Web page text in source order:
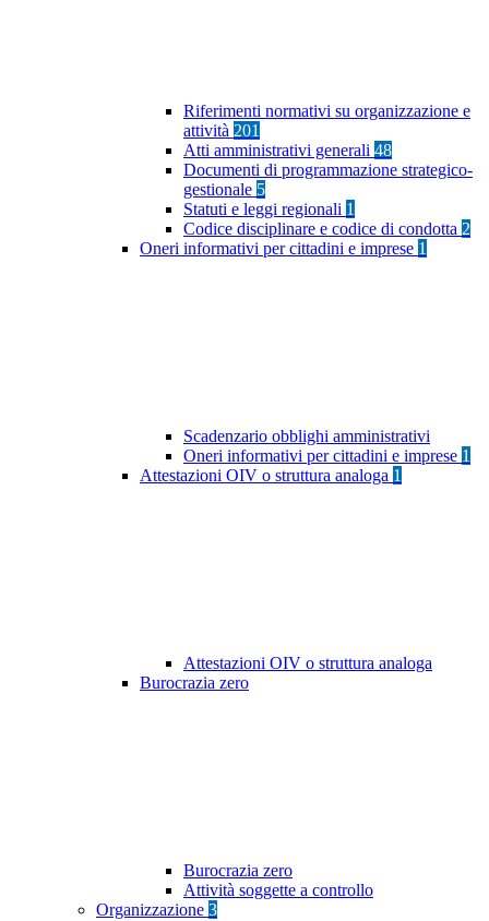
Riferimenti normativi su organizzazione e
attività 201
Atti amministrativi generali 48
Documenti di programmazione strategico-
gestionale 5
Statuti e leggi regionali 1
Codice disciplinare e codice di condotta 2
Oneri informativi per cittadini e imprese 1
Scadenzario obblighi amministrativi
Oneri informativi per cittadini e imprese 1
Attestazioni OIV o struttura analoga 1
Attestazioni OIV o struttura analoga
Burocrazia zero
Burocrazia zero
Attività soggette a controllo
Organizzazione 3